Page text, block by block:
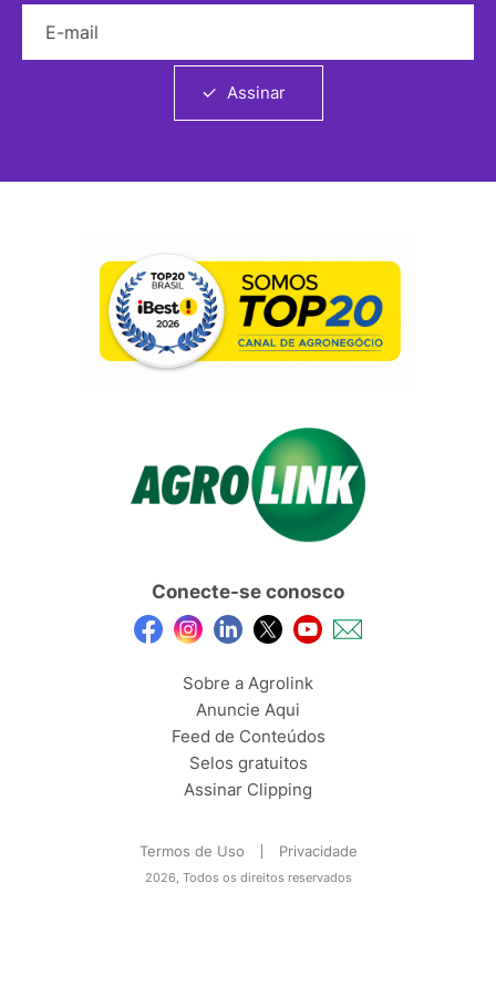
Assinar
Conecte-se conosco
Sobre a Agrolink
Anuncie Aqui
Feed de Conteúdos
Selos gratuitos
Assinar Clipping
Termos de Uso Privacidade
2026, Todos os direitos reservados